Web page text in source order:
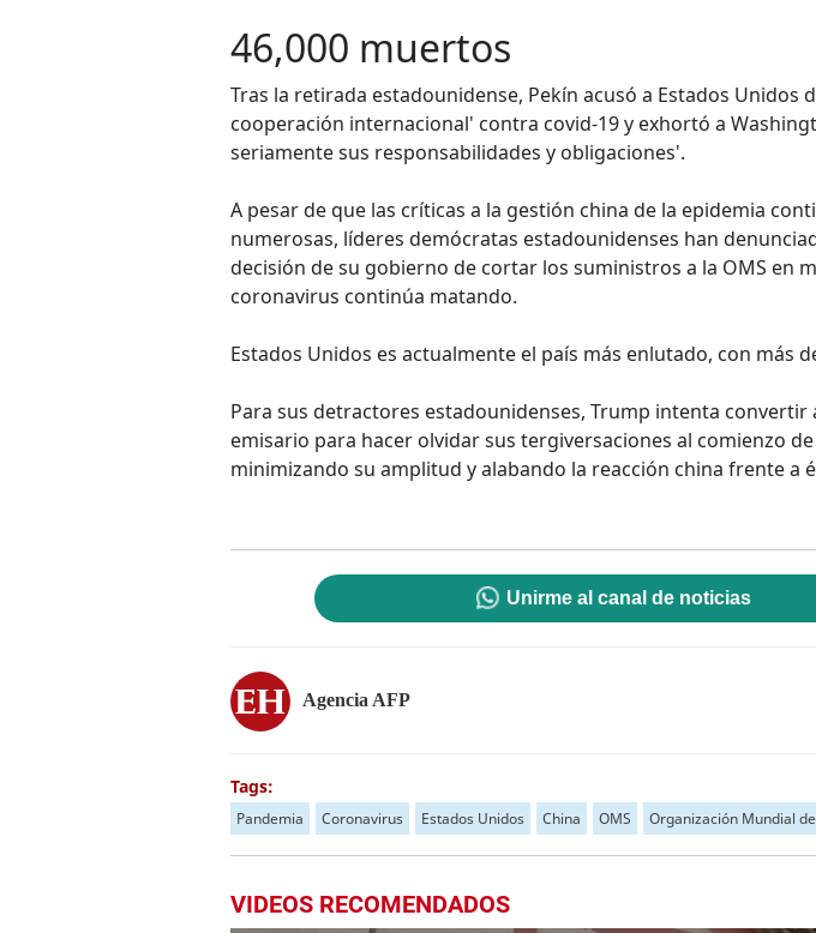
46,000 muertos
Tras la retirada estadounidense, Pekín acusó a Estados Unidos
cooperación internacional' contra covid-19 y exhortó a
seriamente sus responsabilidades y obligaciones'.
A pesar de que las críticas a la gestión china de la epidemia
numerosas, líderes demócratas estadounidenses han
decisión de su gobierno de cortar los suministros a la OMS en
coronavirus continúa matando.
Estados Unidos es actualmente el país más enlutado, con más
Para sus detractores estadounidenses, Trump intenta convertir
emisario para hacer olvidar sus tergiversaciones al comienzo
minimizando su amplitud y alabando la reacción china frente a
Unirme al canal de noticias
Agencia AFP
Tags:
Pandemia Coronavirus Estados Unidos China OMS Organización Mundial
VIDEOS RECOMENDADOS